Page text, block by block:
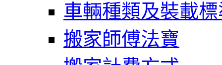
車輛種類及裝載
搬家師傅法寶